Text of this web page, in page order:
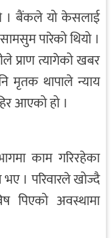
। बैंकले यो केसलाई
पारेको थियो ।
प्राण त्यागेको खबर
मृतक थापाले न्याय
आएको हो ।
काम गरिरहेका
। परिवारले खोज्दै
पिएको अवस्थामा